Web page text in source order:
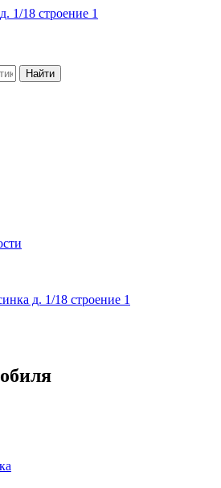
1/18 строение 1
Найти
д. 1/18 строение 1